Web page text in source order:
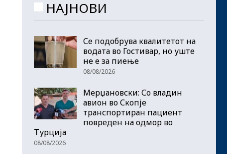
НАЈНОВИ
Се подобрува квалитетот на
водата во Гостивар, но уште
не е за пиење
08/08/2026
Мерџановски: Со владин
авион во Скопје
транспортиран пациент
повреден на одмор во
Турција
08/08/2026